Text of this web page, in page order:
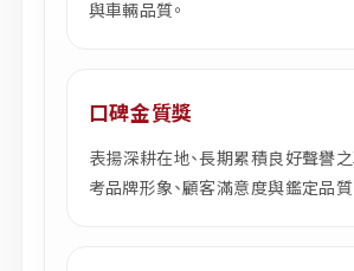
與車輛品質。
口碑金質獎
表揚深耕在地、長期累積良好聲譽
考品牌形象、顧客滿意度與鑑定品質